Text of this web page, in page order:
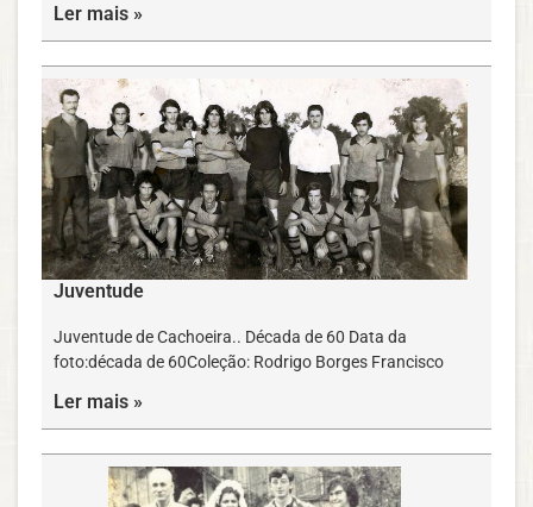
Ler mais »
Juventude
Juventude de Cachoeira.. Década de 60 Data da
foto:década de 60Coleção: Rodrigo Borges Francisco
Ler mais »